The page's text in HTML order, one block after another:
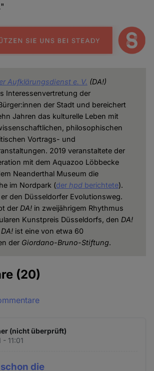
Aufklärungsdienst e. V. (DA!)
Interessenvertretung der
der Stadt und bereichert
Jahren das kulturelle Leben mit
philosophischen
Vortrags- und
2019 veranstaltete der
mit dem Aquazoo Löbbecke
Neanderthal Museum die
im Nordpark (der hpdberichtete).
den Düsseldorfer Evolutionsweg.
der DA!in zweijährigem Rhythmus
Kunstpreis Düsseldorfs, den DA!
DA!ist eine von etwa 60
der Giordano-Bruno-Stiftung.
(20)
(nicht überprüft)
11:01
die